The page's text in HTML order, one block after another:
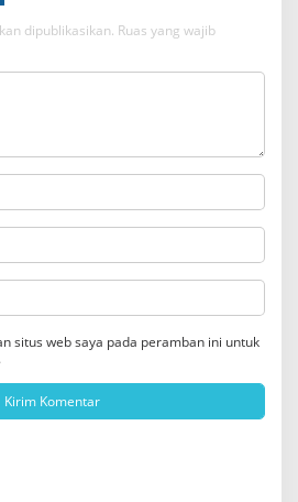
dipublikasikan. Ruas yang wajib
situs web saya pada peramban ini untuk